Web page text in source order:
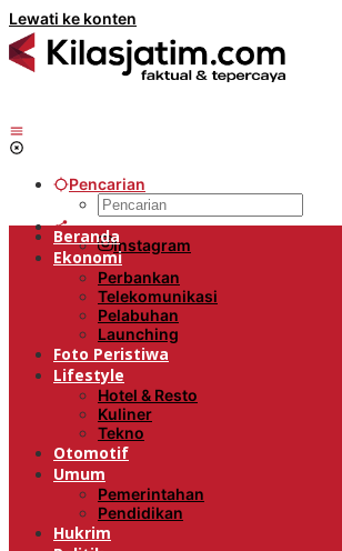
Lewati ke konten
Pencarian
Instagram
Beranda
Ekonomi
Perbankan
Telekomunikasi
Pelabuhan
Launching
Foto Peristiwa
Lifestyle
Hotel & Resto
Kuliner
Tekno
Otomotif
Umum
Pemerintahan
Pendidikan
Hukrim